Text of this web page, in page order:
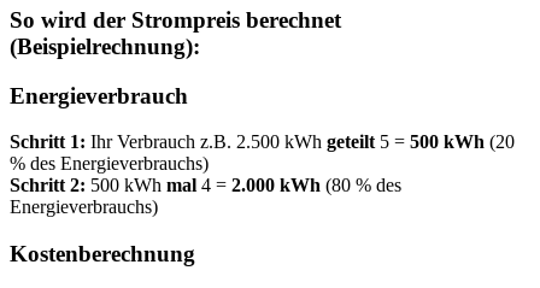
So wird der Strompreis berechnet
(Beispielrechnung):
Energieverbrauch
Schritt 1: Ihr Verbrauch z.B. 2.500 kWh geteilt 5 = 500 kWh (20
% des Energieverbrauchs)
Schritt 2: 500 kWh mal 4 = 2.000 kWh (80 % des
Energieverbrauchs)
Kostenberechnung